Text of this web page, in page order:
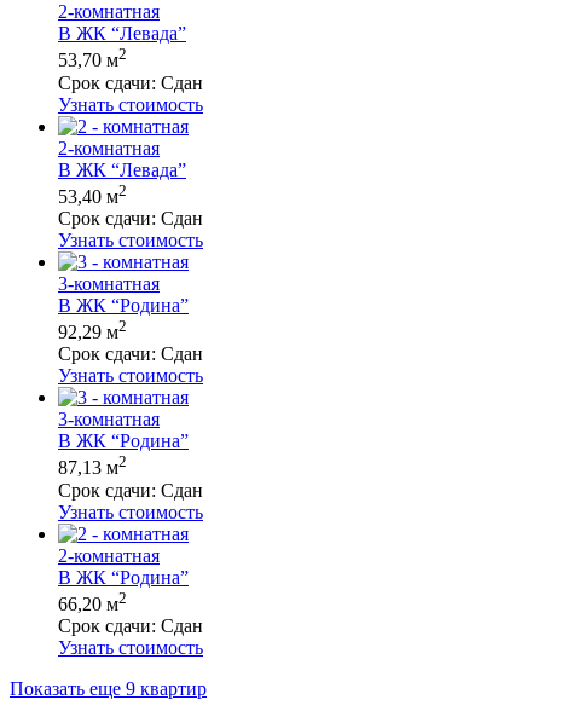
2-комнатная
В ЖК “Левада”
53,70 м2
Срок сдачи: Сдан
Узнать стоимость
2-комнатная
В ЖК “Левада”
53,40 м2
Срок сдачи: Сдан
Узнать стоимость
3-комнатная
В ЖК “Родина”
92,29 м2
Срок сдачи: Сдан
Узнать стоимость
3-комнатная
В ЖК “Родина”
87,13 м2
Срок сдачи: Сдан
Узнать стоимость
2-комнатная
В ЖК “Родина”
66,20 м2
Срок сдачи: Сдан
Узнать стоимость
Показать еще 9 квартир